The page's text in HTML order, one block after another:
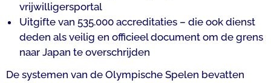
vrijwilligersportal
Uitgifte van 535.000 accreditaties – die ook dienst
deden als veilig en officieel document om de grens
naar Japan te overschrijden
De systemen van de Olympische Spelen bevatten